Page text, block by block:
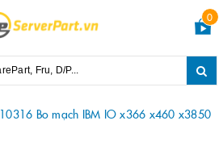
0
10316 Bo mạch IBM IO x366 x460 x3850